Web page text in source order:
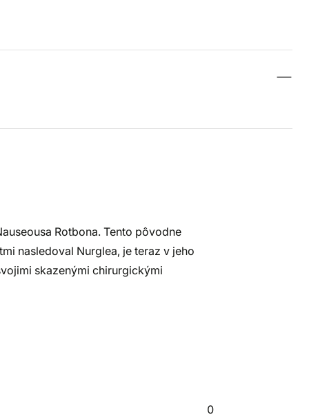
Rotbona. Tento pôvodne
nasledoval Nurglea, je teraz v jeho
skazenými chirurgickými
0